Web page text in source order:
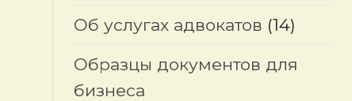
Об услугах адвокатов (14)
Образцы документов для
бизнеса